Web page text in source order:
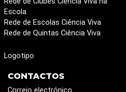
Escola
Rede de Escolas Ciência Viva
Rede de Quintas Ciência Viva
Logotipo
CONTACTOS
Correio electrónico